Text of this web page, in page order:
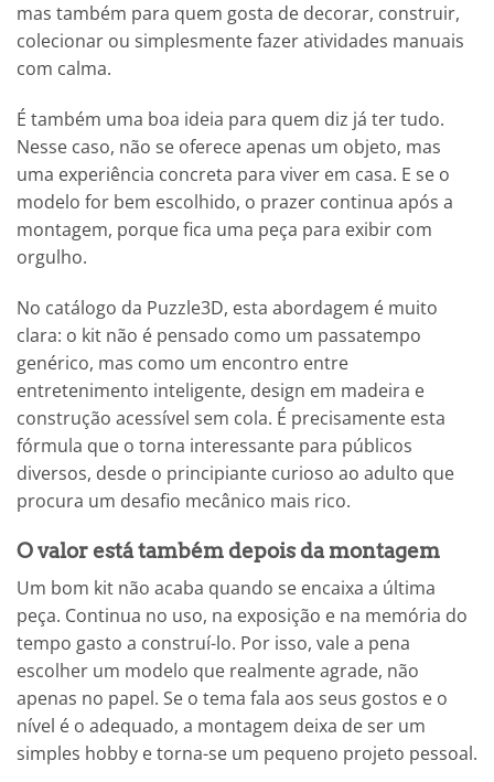
mas também para quem gosta de decorar, construir,
colecionar ou simplesmente fazer atividades manuais
com calma.
É também uma boa ideia para quem diz já ter tudo.
Nesse caso, não se oferece apenas um objeto, mas
uma experiência concreta para viver em casa. E se o
modelo for bem escolhido, o prazer continua após a
montagem, porque fica uma peça para exibir com
orgulho.
No catálogo da Puzzle3D, esta abordagem é muito
clara: o kit não é pensado como um passatempo
genérico, mas como um encontro entre
entretenimento inteligente, design em madeira e
construção acessível sem cola. É precisamente esta
fórmula que o torna interessante para públicos
diversos, desde o principiante curioso ao adulto que
procura um desafio mecânico mais rico.
O valor está também depois da montagem
Um bom kit não acaba quando se encaixa a última
peça. Continua no uso, na exposição e na memória do
tempo gasto a construí-lo. Por isso, vale a pena
escolher um modelo que realmente agrade, não
apenas no papel. Se o tema fala aos seus gostos e o
nível é o adequado, a montagem deixa de ser um
simples hobby e torna-se um pequeno projeto pessoal.